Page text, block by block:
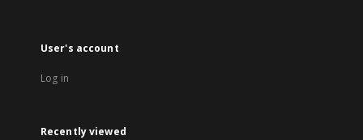
User's account
Log in
Recently viewed